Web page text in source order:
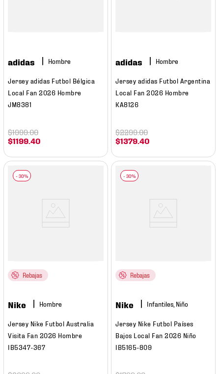
adidas Hombre
Jersey adidas Futbol Bélgica
Local Fan 2026 Hombre
JM8381
$1199.40
$1999.00
adidas Hombre
Jersey adidas Futbol Argentina
Local Fan 2026 Hombre
KA8126
$1379.40
$2299.00
Rebajas
Nike Hombre
Jersey Nike Futbol Australia
Visita Fan 2026 Hombre
IB5347-367
Rebajas
Nike Infantiles, Niño
Jersey Nike Futbol Países
Bajos Local Fan 2026 Niño
IB5165-809